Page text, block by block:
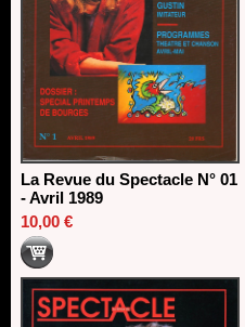
La Revue du Spectacle N° 01
- Avril 1989
10,00 €